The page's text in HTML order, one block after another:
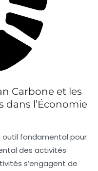
Carbone et les
dans l’Économie
outil fondamental pour
des activités
s’engagent de